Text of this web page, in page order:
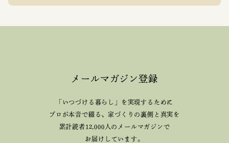
メールマガジン登録
「いつづける暮らし」を実現するために
プロが本音で綴る、家づくりの裏側と真実を
累計読者12,000人のメールマガジンで
お届けしています。